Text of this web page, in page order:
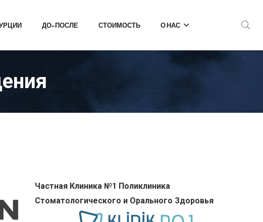
ДО-ПОСЛЕ СТОИМОСТЬ О НАС
Частная Клиника №1 Поликлиника
Стоматологического и Орального Здоровья